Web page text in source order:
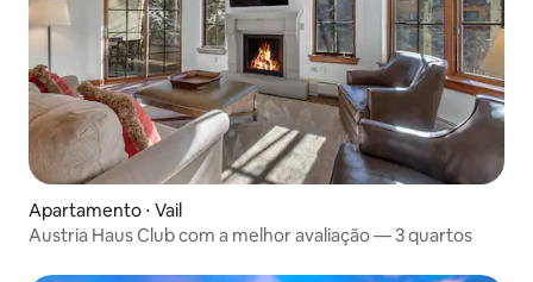
Apartamento ⋅ Vail
Austria Haus Club com a melhor avaliação — 3 quartos